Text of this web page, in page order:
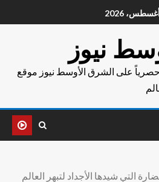
نيوز
على الشرق الأوسط نيوز موقع
التي شيدها الأجداد لتبهر العالم